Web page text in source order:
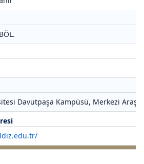
Davutpaşa Kampüsü, Merkezi